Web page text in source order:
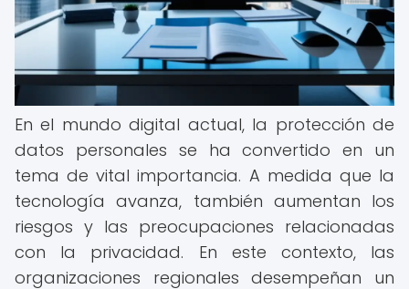
En el mundo digital actual, la protección de
datos personales se ha convertido en un
tema de vital importancia. A medida que la
tecnología avanza, también aumentan los
riesgos y las preocupaciones relacionadas
con la privacidad. En este contexto, las
organizaciones regionales desempeñan un